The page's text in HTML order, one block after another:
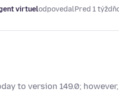
virtuelodpovedalPred 1
to version 149.0;